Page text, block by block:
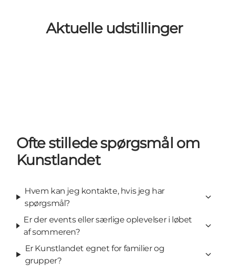
Aktuelle udstillinger
Ofte stillede spørgsmål om
Kunstlandet
Hvem kan jeg kontakte, hvis jeg har
spørgsmål?
Er der events eller særlige oplevelser i løbet
af sommeren?
Er Kunstlandet egnet for familier og
grupper?